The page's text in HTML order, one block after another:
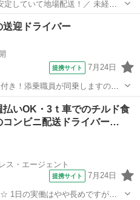
ていて地場配送！／ 未経験
人立ちするまでのサポートもあ
ます♪ ▲.▽.▲.▽.▲.▽.▲.▽
ライバー
送迎ドライバー
提携サイト 7月24日
き！添乗職員が同乗しますので
ビスを利用されるお客様の送迎
エース)の運転、各種点検 ※乗
払いOK・3ｔ車でのチルド食
コンビニ配送ドライバー…
ス・エージェント
提携サイト 7月24日
1日の実働はやや長めですが、